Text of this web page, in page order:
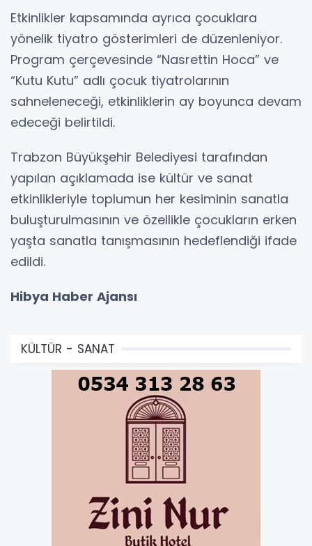
Etkinlikler kapsamında ayrıca çocuklara
yönelik tiyatro gösterimleri de düzenleniyor.
Program çerçevesinde “Nasrettin Hoca” ve
“Kutu Kutu” adlı çocuk tiyatrolarının
sahneleneceği, etkinliklerin ay boyunca devam
edeceği belirtildi.
Trabzon Büyükşehir Belediyesi tarafından
yapılan açıklamada ise kültür ve sanat
etkinlikleriyle toplumun her kesiminin sanatla
buluşturulmasının ve özellikle çocukların erken
yaşta sanatla tanışmasının hedeflendiği ifade
edildi.
Hibya Haber Ajansı
KÜLTÜR - SANAT